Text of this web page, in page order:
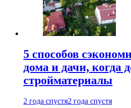
5 способов
дома и дачи, когда
стройматериалы
2 года спустя2 года спустя